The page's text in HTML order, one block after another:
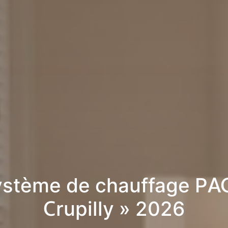
de chauffage
Crupilly » 2026